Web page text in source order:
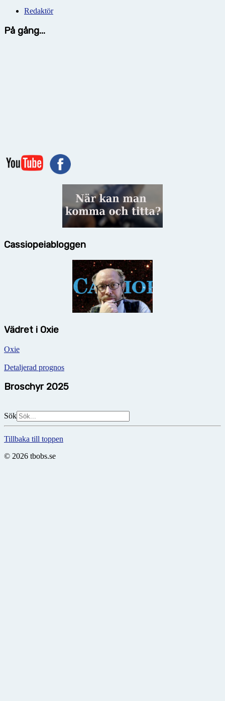
Redaktör
På gång...
Cassiopeiabloggen
Vädret i Oxie
Oxie
Detaljerad prognos
Broschyr 2025
Sök
Tillbaka till toppen
© 2026 tbobs.se